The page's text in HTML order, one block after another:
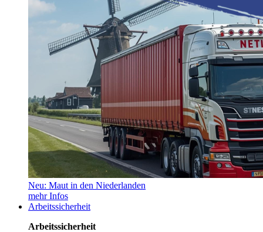
Neu: Maut in den Niederlanden
mehr Infos
Arbeitssicherheit
Arbeitssicherheit